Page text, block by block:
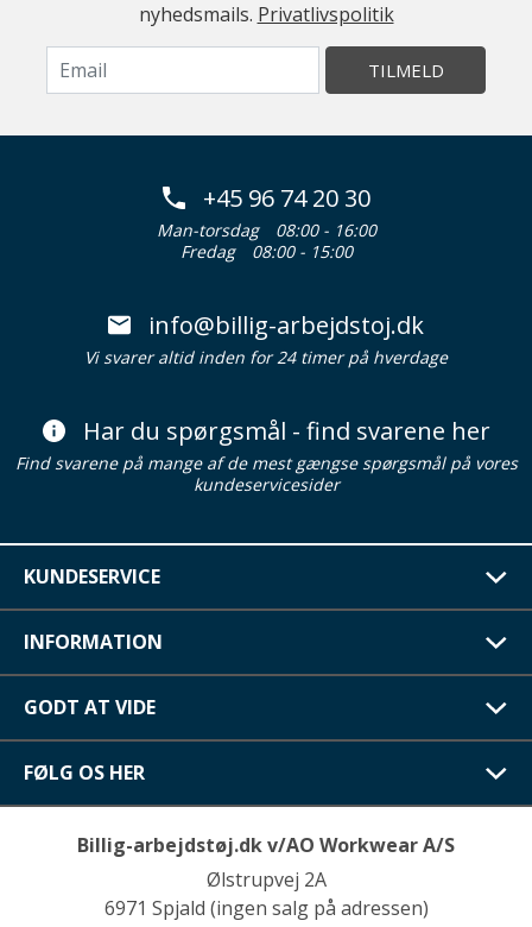
nyhedsmails. Privatlivspolitik
TILMELD
+45 96 74 20 30
Man-torsdag
08:00 - 16:00
Fredag
08:00 - 15:00
info@billig-arbejdstoj.dk
Vi svarer altid inden for 24 timer på hverdage
Har du spørgsmål - find svarene her
Find svarene på mange af de mest gængse spørgsmål på vores
kundeservicesider
KUNDESERVICE
INFORMATION
GODT AT VIDE
FØLG OS HER
Billig-arbejdstøj.dk v/AO Workwear A/S
Ølstrupvej 2A
6971 Spjald (ingen salg på adressen)